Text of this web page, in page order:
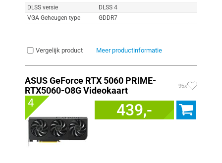
DLSS versie
DLSS 4
VGA Geheugen type
GDDR7
Vergelijk product Meer productinformatie
ASUS GeForce RTX 5060 PRIME-
RTX5060-O8G Videokaart
95x
4 439,-